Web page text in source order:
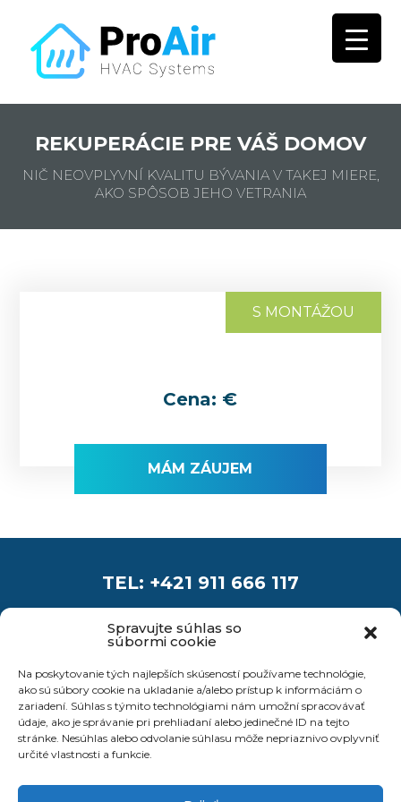
Spravujte súhlas so
súbormi cookie
Na poskytovanie tých najlepších skúseností používame technológie,
ako sú súbory cookie na ukladanie a/alebo prístup k informáciám o
zariadení. Súhlas s týmito technológiami nám umožní spracovávať
údaje, ako je správanie pri prehliadaní alebo jedinečné ID na tejto
stránke. Nesúhlas alebo odvolanie súhlasu môže nepriaznivo ovplyvniť
určité vlastnosti a funkcie.
REKUPERÁCIE PRE VÁŠ DOMOV
NIČ NEOVPLYVNÍ KVALITU BÝVANIA V TAKEJ MIERE,
AKO SPÔSOB JEHO VETRANIA
S MONTÁŽOU
Cena: €
MÁM ZÁUJEM
TEL: +421 911 666 117
INFO@PROAIR.SK
© 2026 PROAIR.SK- POWERED BY
WEBGRAFIX.SK